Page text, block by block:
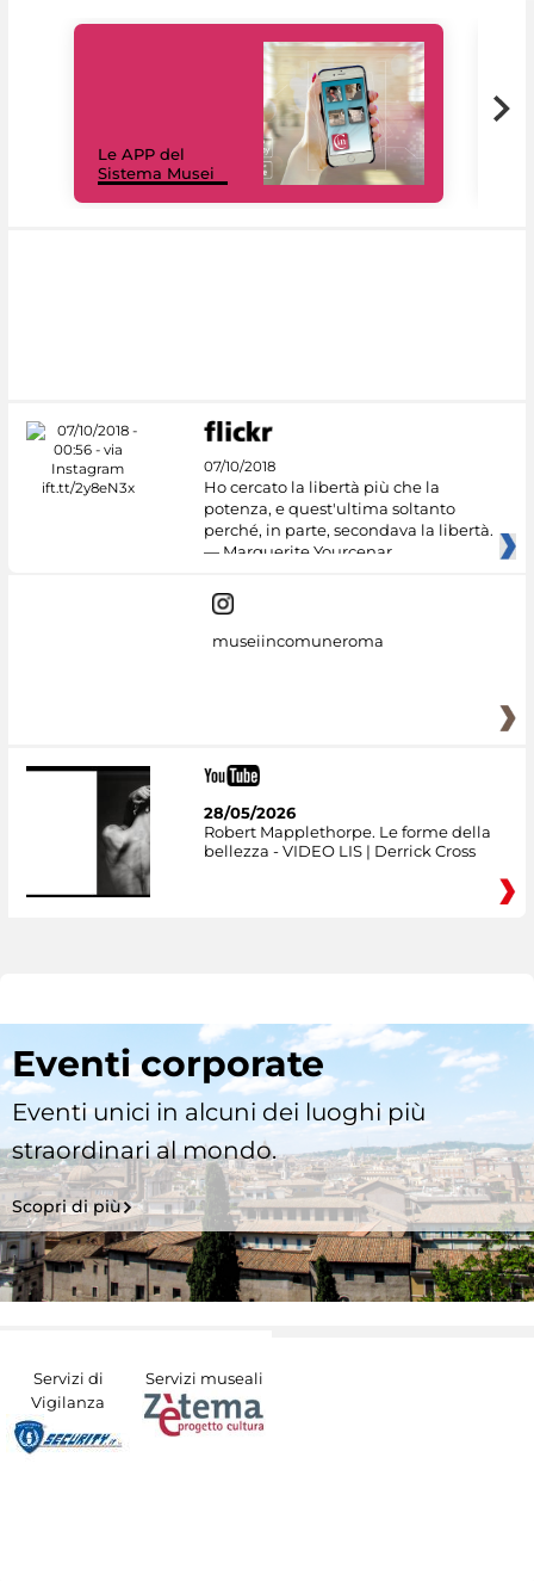
Le APP del
Sistema Musei
07/10/2018
Ho cercato la libertà più che la
potenza, e quest'ultima soltanto
perché, in parte, secondava la libertà.
— Marguerite Yourcenar
museiincomuneroma
28/05/2026
Robert Mapplethorpe. Le forme della
bellezza - VIDEO LIS | Derrick Cross
Eventi corporate
Eventi unici in alcuni dei luoghi più
straordinari al mondo.
Scopri di più
Servizi di
Vigilanza
Servizi museali